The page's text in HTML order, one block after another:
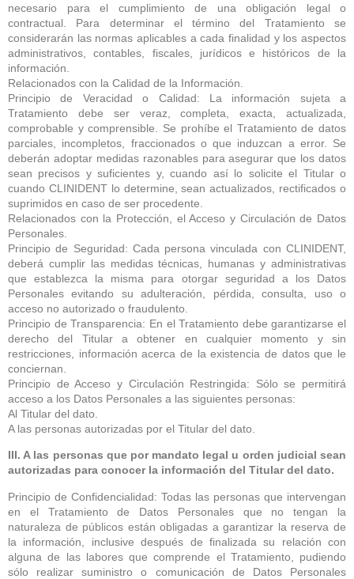
necesario para el cumplimiento de una obligación legal o
contractual. Para determinar el término del Tratamiento se
considerarán las normas aplicables a cada finalidad y los aspectos
administrativos, contables, fiscales, jurídicos e históricos de la
información.
Relacionados con la Calidad de la Información.
Principio de Veracidad o Calidad: La información sujeta a
Tratamiento debe ser veraz, completa, exacta, actualizada,
comprobable y comprensible. Se prohíbe el Tratamiento de datos
parciales, incompletos, fraccionados o que induzcan a error. Se
deberán adoptar medidas razonables para asegurar que los datos
sean precisos y suficientes y, cuando así lo solicite el Titular o
cuando CLINIDENT lo determine, sean actualizados, rectificados o
suprimidos en caso de ser procedente.
Relacionados con la Protección, el Acceso y Circulación de Datos
Personales.
Principio de Seguridad: Cada persona vinculada con CLINIDENT,
deberá cumplir las medidas técnicas, humanas y administrativas
que establezca la misma para otorgar seguridad a los Datos
Personales evitando su adulteración, pérdida, consulta, uso o
acceso no autorizado o fraudulento.
Principio de Transparencia: En el Tratamiento debe garantizarse el
derecho del Titular a obtener en cualquier momento y sin
restricciones, información acerca de la existencia de datos que le
conciernan.
Principio de Acceso y Circulación Restringida: Sólo se permitirá
acceso a los Datos Personales a las siguientes personas:
Al Titular del dato.
A las personas autorizadas por el Titular del dato.
III. A las personas que por mandato legal u orden judicial sean
autorizadas para conocer la información del Titular del dato.
Principio de Confidencialidad: Todas las personas que intervengan
en el Tratamiento de Datos Personales que no tengan la
naturaleza de públicos están obligadas a garantizar la reserva de
la información, inclusive después de finalizada su relación con
alguna de las labores que comprende el Tratamiento, pudiendo
sólo realizar suministro o comunicación de Datos Personales